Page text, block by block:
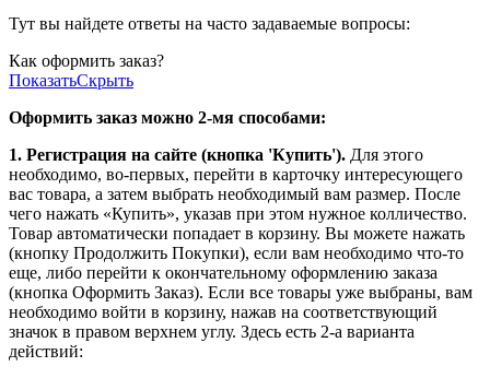
Тут вы найдете ответы на часто задаваемые вопросы:
Как оформить заказ?
ПоказатьСкрыть
Оформить заказ можно 2-мя способами:
1. Регистрация на сайте (кнопка 'Купить'). Для этого
необходимо, во-первых, перейти в карточку интересующего
вас товара, а затем выбрать необходимый вам размер. После
чего нажать «Купить», указав при этом нужное колличество.
Товар автоматически попадает в корзину. Вы можете нажать
(кнопку Продолжить Покупки), если вам необходимо что-то
еще, либо перейти к окончательному оформлению заказа
(кнопка Оформить Заказ). Если все товары уже выбраны, вам
необходимо войти в корзину, нажав на соответствующий
значок в правом верхнем углу. Здесь есть 2-а варианта
действий: